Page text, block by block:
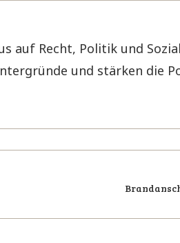
auf Recht, Politik und
und stärken die